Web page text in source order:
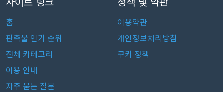
홈
판촉물 인기 순위
전체 카테고리
이용 안내
자주 묻는 질문
이용약관
개인정보처리방침
쿠키 정책